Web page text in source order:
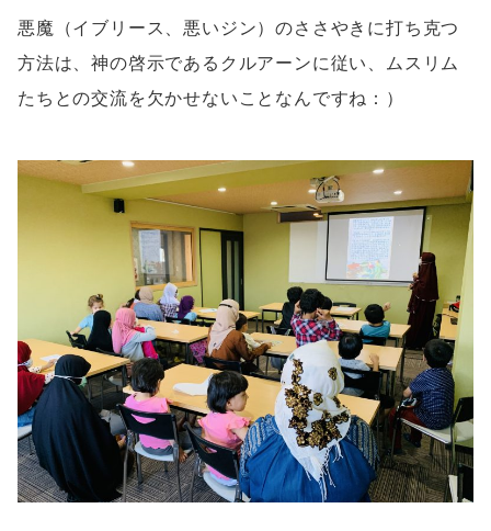
悪魔（イブリース、悪いジン）のささやきに打ち克つ
方法は、神の啓示であるクルアーンに従い、ムスリム
たちとの交流を欠かせないことなんですね：）